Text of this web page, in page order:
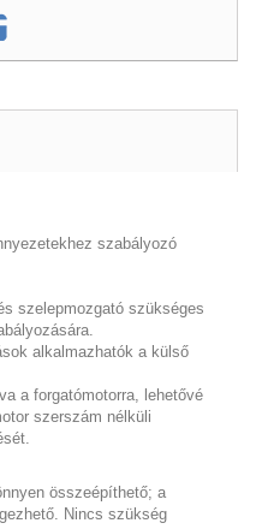
szabályozó
szelepmozgató szükséges
alkalmazhatók a külső
a forgatómotorra, lehetővé
szerszám nélküli
összeépíthető; a
Nincs szükség